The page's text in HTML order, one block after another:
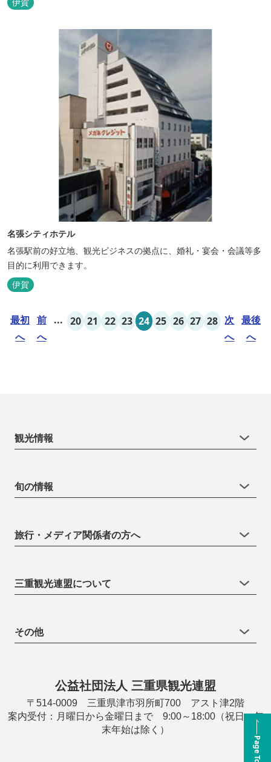
伊賀
名張シティホテル
名張駅前の好立地、観光ビジネスの拠点に、婚礼・宴会・会議等多
目的に利用できます。
伊賀
最初
へ
前
へ
... 20 21 22 23 24 25 26 27 28 次
へ
最後
へ
Page Top
観光情報
旬の情報
旅行・メディア関係者の方へ
三重観光連盟について
その他
公益社団法人 三重県観光連盟
〒514-0009 三重県津市羽所町700 アスト津2階
案内受付：月曜日から金曜日まで 9:00～18:00（祝日・年
末年始は除く）